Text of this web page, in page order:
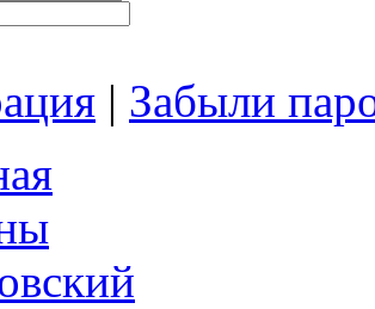
| Забыли